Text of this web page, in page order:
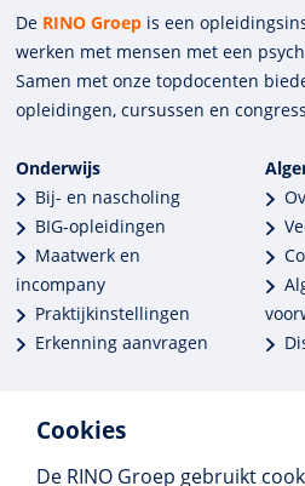
Cookies
De RINO Groep gebruikt
De RINO Groep is een
werken met mensen met een
Samen met onze top­docenten
opleidingen, cursussen en
Onderwijs
Bij- en nascholing
BIG-opleidingen
Maatwerk en
incompany
Praktijkinstellingen
Erkenning aanvragen